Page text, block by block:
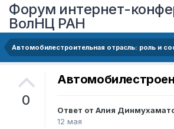
Форум интернет-
ВолНЦ РАН
0
Ответ от Алия
12 мая